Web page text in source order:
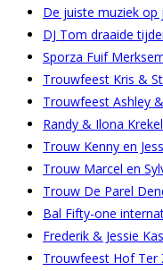
De juiste muziek
DJ Tom draaide
Sporza Fuif
Trouwfeest Kris &
Trouwfeest Ashley
Randy & Ilona
Trouw Kenny en
Trouw Marcel en
Trouw De Parel
Bal Fifty-one
Frederik & Jessie
Trouwfeest Hof Ter